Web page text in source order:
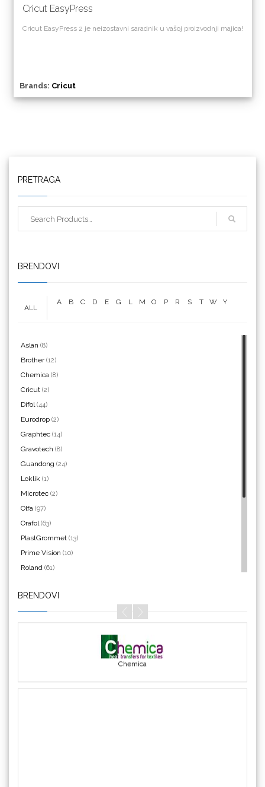
Cricut EasyPress
Cricut EasyPress 2 je neizostavni saradnik u vašoj proizvodnji majica!
Brands: Cricut
PRETRAGA
BRENDOVI
ALL
A B C D E G L M O P R S T W Y
Aslan (8)
Brother(12)
Chemica (8)
Cricut (2)
Difol(44)
Eurodrop (2)
Graphtec (14)
Gravotech (8)
Guandong (24)
Loklik (1)
Microtec (2)
Olfa (97)
Orafol(63)
PlastGrommet (13)
Prime Vision (10)
Roland (61)
Silhouette(3)
Siser(11)
(8)
BRENDOVI
Chemica